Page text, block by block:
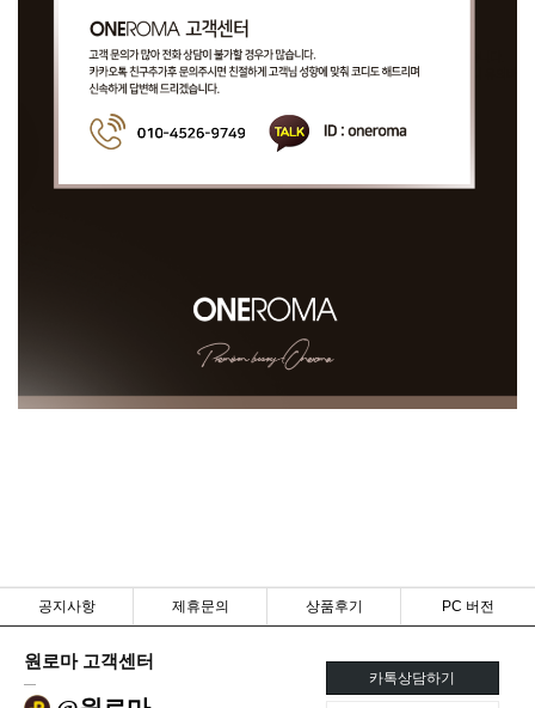
공지사항 제휴문의 상품후기 PC 버전
원로마 고객센터
카톡상담하기